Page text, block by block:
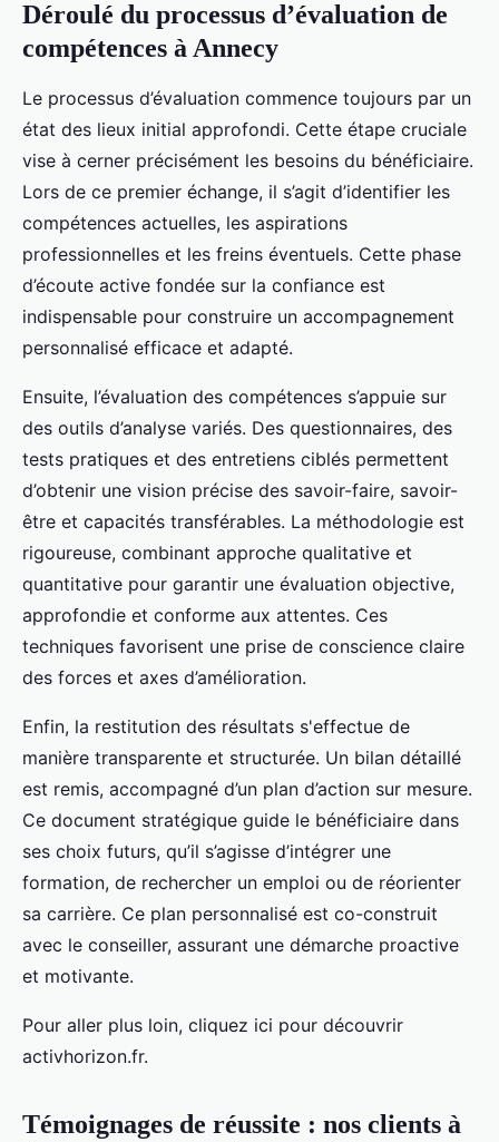
Déroulé du processus d’évaluation de
compétences à Annecy
Le processus d’évaluation commence toujours par un
état des lieux initial approfondi. Cette étape cruciale
vise à cerner précisément les besoins du bénéficiaire.
Lors de ce premier échange, il s’agit d’identifier les
compétences actuelles, les aspirations
professionnelles et les freins éventuels. Cette phase
d’écoute active fondée sur la confiance est
indispensable pour construire un accompagnement
personnalisé efficace et adapté.
Ensuite, l’évaluation des compétences s’appuie sur
des outils d’analyse variés. Des questionnaires, des
tests pratiques et des entretiens ciblés permettent
d’obtenir une vision précise des savoir-faire, savoir-
être et capacités transférables. La méthodologie est
rigoureuse, combinant approche qualitative et
quantitative pour garantir une évaluation objective,
approfondie et conforme aux attentes. Ces
techniques favorisent une prise de conscience claire
des forces et axes d’amélioration.
Enfin, la restitution des résultats s'effectue de
manière transparente et structurée. Un bilan détaillé
est remis, accompagné d’un plan d’action sur mesure.
Ce document stratégique guide le bénéficiaire dans
ses choix futurs, qu’il s’agisse d’intégrer une
formation, de rechercher un emploi ou de réorienter
sa carrière. Ce plan personnalisé est co-construit
avec le conseiller, assurant une démarche proactive
et motivante.
Pour aller plus loin, cliquez ici pour découvrir
activhorizon.fr.
Témoignages de réussite : nos clients à